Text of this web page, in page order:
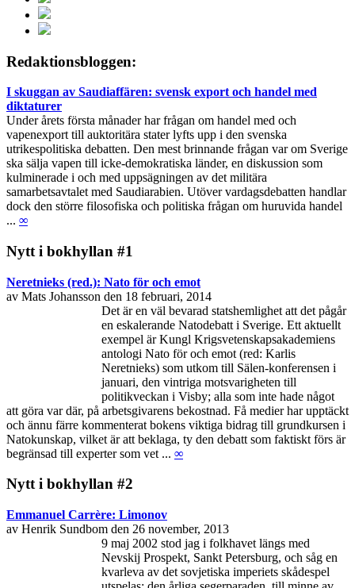
Redaktionsbloggen:
I skuggan av Saudiaffären: svensk export och handel med
diktaturer
Under årets första månader har frågan om handel med och
vapenexport till auktoritära stater lyfts upp i den svenska
utrikespolitiska debatten. Den mest brinnande frågan var om Sverige
ska sälja vapen till icke-demokratiska länder, en diskussion som
kulminerade i och med uppsägningen av det militära
samarbetsavtalet med Saudiarabien. Utöver vardagsdebatten handlar
dock den större filosofiska och politiska frågan om huruvida handel
... ∞
Nytt i bokhyllan #1
Neretnieks (red.): Nato för och emot
av Mats Johansson den 18 februari, 2014
Det är en väl bevarad statshemlighet att det pågår
en eskalerande Natodebatt i Sverige. Ett aktuellt
exempel är Kungl Krigsvetenskapsakademiens
antologi Nato för och emot (red: Karlis
Neretnieks) som utkom till Sälen-konferensen i
januari, den vintriga motsvarigheten till
politikveckan i Visby; alla som inte hade något
att göra var där, på arbetsgivarens bekostnad. Få medier har upptäckt
och ännu färre kommenterat bokens viktiga bidrag till grundkursen i
Natokunskap, vilket är att beklaga, ty den debatt som faktiskt förs är
begränsad till experter som vet ... ∞
Nytt i bokhyllan #2
Emmanuel Carrère: Limonov
av Henrik Sundbom den 26 november, 2013
9 maj 2002 stod jag i folkhavet längs med
Nevskij Prospekt, Sankt Petersburg, och såg en
kvarleva av det sovjetiska imperiets skådespel